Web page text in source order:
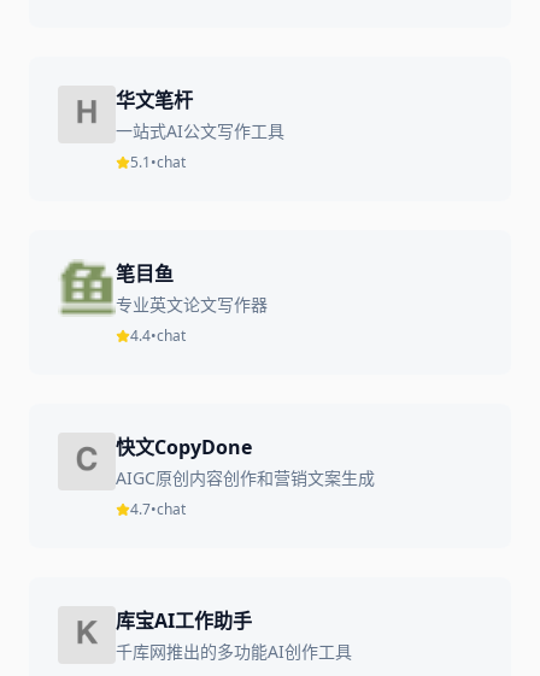
华文笔杆
一站式AI公文写作工具
5.1•chat
笔目鱼
专业英文论文写作器
4.4•chat
快文CopyDone
AIGC原创内容创作和营销文案生成
4.7•chat
库宝AI工作助手
千库网推出的多功能AI创作工具